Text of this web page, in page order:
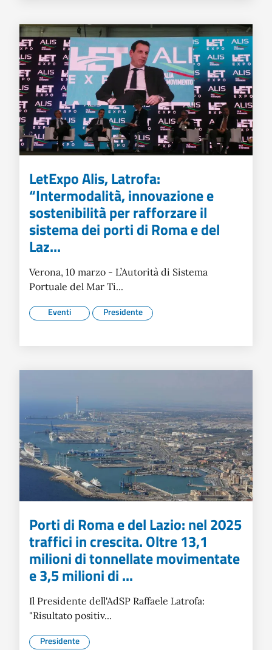
LetExpo Alis, Latrofa:
“Intermodalità, innovazione e
sostenibilità per rafforzare il
sistema dei porti di Roma e del
Laz...
Verona, 10 marzo - L’Autorità di Sistema
Portuale del Mar Ti...
Eventi Presidente
Porti di Roma e del Lazio: nel 2025
traffici in crescita. Oltre 13,1
milioni di tonnellate movimentate
e 3,5 milioni di ...
Il Presidente dell'AdSP Raffaele Latrofa:
"Risultato positiv...
Presidente